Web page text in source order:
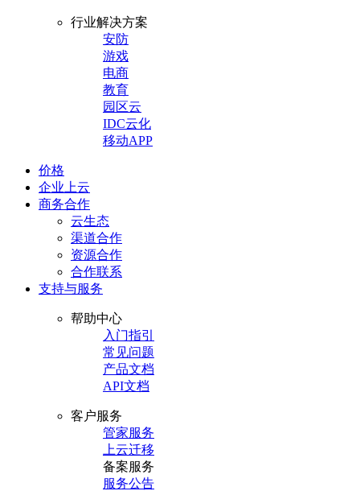
行业解决方案
安防
游戏
电商
教育
园区云
IDC云化
移动APP
价格
企业上云
商务合作
云生态
渠道合作
资源合作
合作联系
支持与服务
帮助中心
入门指引
常见问题
产品文档
API文档
客户服务
管家服务
上云迁移
备案服务
服务公告